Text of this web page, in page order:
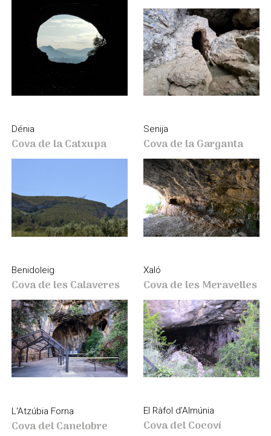
Dénia
Cova de la Catxupa
Senija
Cova de la Garganta
Benidoleig
Cova de les Calaveres
Xaló
Cova de les Meravelles
L'Atzúbia Forna
Cova del Canelobre
El Ràfol d’Almúnia
Cova del Cocoví